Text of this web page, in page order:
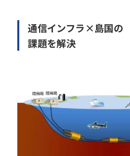
通信インフラ×島国の
課題を解決